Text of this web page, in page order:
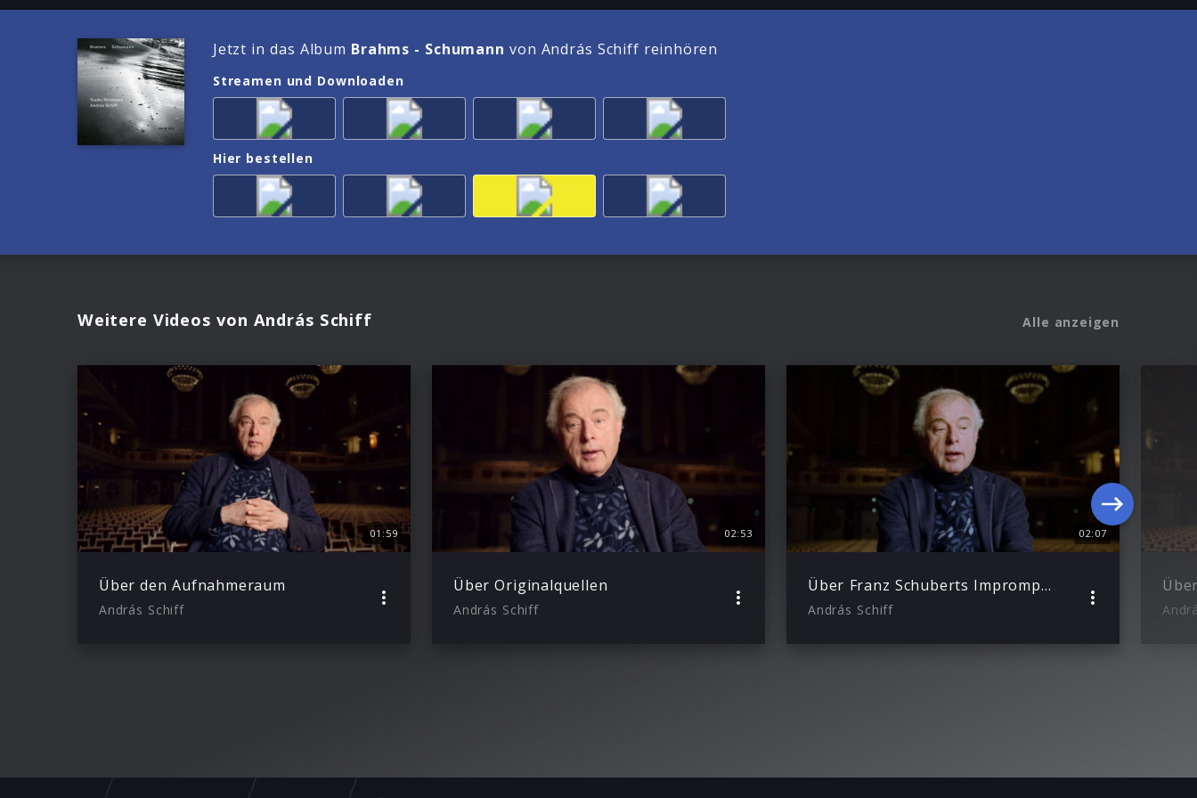
Jetzt in das Album Brahms - Schumann von András Schiff reinhören
Streamen und Downloaden
Hier bestellen
Weitere Videos von András Schiff Alle anzeigen
01:59
Über den Aufnahmeraum
András Schiff
02:53
Über Originalquellen
András Schiff
02:07
Über Franz Schuberts Impromptus
András Schiff